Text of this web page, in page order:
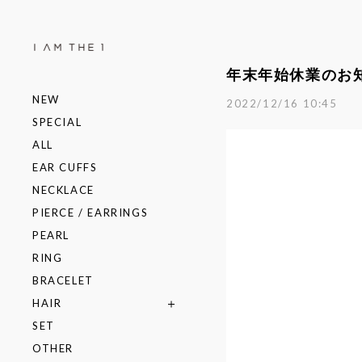
NEW
SPECIAL
ALL
EAR CUFFS
NECKLACE
PIERCE / EARRINGS
PEARL
RING
BRACELET
HAIR
SET
OTHER
年末年始休業のお
2022/12/16 10:45